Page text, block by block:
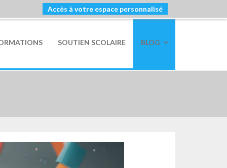
Accès à votre espace personnalisé
SOUTIEN SCOLAIRE BLOG